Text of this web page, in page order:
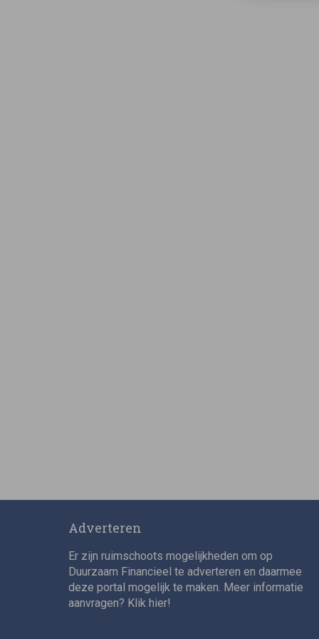
Adverteren
Er zijn ruimschoots mogelijkheden om op
Duurzaam Financieel te adverteren en daarmee
deze portal mogelijk te maken. Meer informatie
aanvragen? Klik hier!